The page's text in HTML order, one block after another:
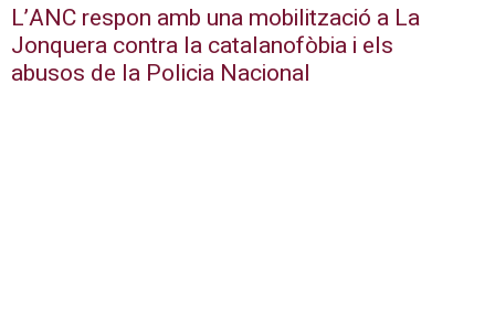
L’ANC respon amb una mobilització a La
Jonquera contra la catalanofòbia i els
abusos de la Policia Nacional